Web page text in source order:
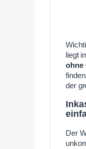
liegt
ohne
der
Der